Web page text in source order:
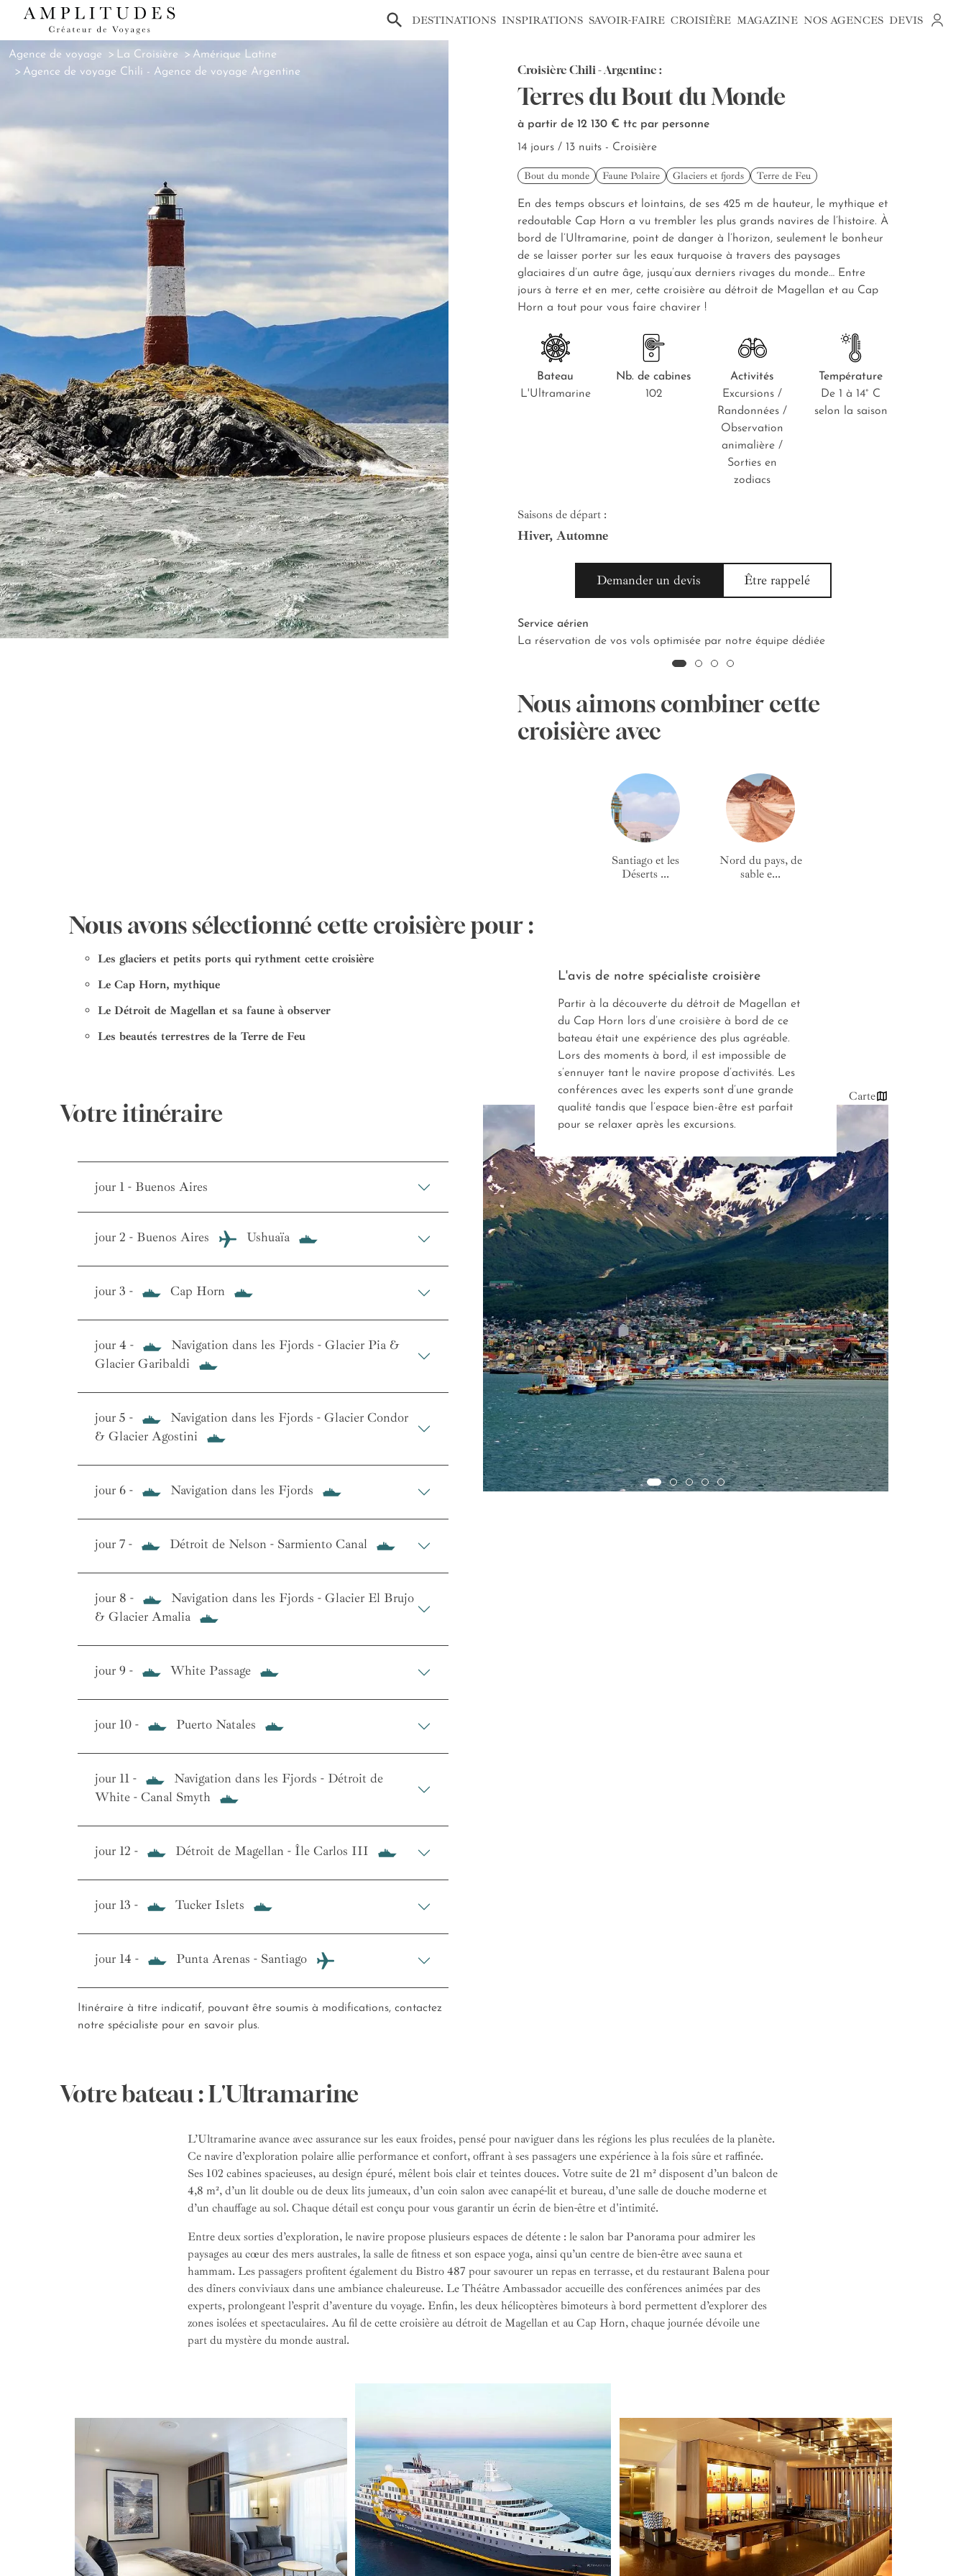
× DESTINATIONS INSPIRATIONS SAVOIR-FAIRE CROISIÈRE MAGAZINE NOS AGENCES DEVIS
Agence de voyage La Croisière
Amérique Latine
Agence de voyage Chili - Agence de voyage Argentine Croisière Chili - Argentine :
Terres du Bout du Monde
à partir de 12 130 € ttc par personne
14 jours / 13 nuits - Croisière
Bout du monde Faune Polaire Glaciers et fjords Terre de Feu
En des temps obscurs et lointains, de ses 425 m de hauteur, le mythique et
redoutable Cap Horn a vu trembler les plus grands navires de l’histoire. À
bord de l’Ultramarine, point de danger à l’horizon, seulement le bonheur
de se laisser porter sur les eaux turquoise à travers des paysages
glaciaires d’un autre âge, jusqu’aux derniers rivages du monde… Entre
jours à terre et en mer, cette croisière au détroit de Magellan et au Cap
Horn a tout pour vous faire chavirer !
Bateau
L'Ultramarine
Nb. de cabines
102
Activités
Excursions /
Randonnées /
Observation
animalière /
Sorties en
zodiacs
Température
De 1 à 14° C
selon la saison
Saisons de départ :
Hiver, Automne
Demander un devis Être rappelé
Service aérien
La réservation de vos vols optimisée par notre équipe dédiée
Nous aimons combiner cette
croisière avec
Santiago et les
Déserts ...
Nord du pays, de
sable e...
Nous avons sélectionné cette croisière pour :
Les glaciers et petits ports qui rythment cette croisière
Le Cap Horn, mythique
Le Détroit de Magellan et sa faune à observer
Les beautés terrestres de la Terre de Feu
L'avis de notre spécialiste croisière
Partir à la découverte du détroit de Magellan et
du Cap Horn lors d’une croisière à bord de ce
bateau était une expérience des plus agréable.
Lors des moments à bord, il est impossible de
s’ennuyer tant le navire propose d’activités. Les
conférences avec les experts sont d’une grande
qualité tandis que l’espace bien-être est parfait
pour se relaxer après les excursions.
Carte
Votre itinéraire
jour 1 - Buenos Aires
jour 2 - Buenos Aires Ushuaïa
jour 3 - Cap Horn
jour 4 -
Navigation dans les Fjords - Glacier Pia &
Glacier Garibaldi
jour 5 -
Navigation dans les Fjords - Glacier Condor
& Glacier Agostini
jour 6 - Navigation dans les Fjords
jour 7 - Détroit de Nelson - Sarmiento Canal
jour 8 -
Navigation dans les Fjords - Glacier El Brujo
& Glacier Amalia
jour 9 - White Passage
jour 10 - Puerto Natales
jour 11 -
Navigation dans les Fjords - Détroit de
White - Canal Smyth
jour 12 - Détroit de Magellan - Île Carlos III
jour 13 - Tucker Islets
jour 14 - Punta Arenas - Santiago
Itinéraire à titre indicatif, pouvant être soumis à modifications, contactez
notre spécialiste pour en savoir plus.
Votre bateau : L'Ultramarine
L’Ultramarine avance avec assurance sur les eaux froides, pensé pour naviguer dans les régions les plus reculées de la planète.
Ce navire d’exploration polaire allie performance et confort, offrant à ses passagers une expérience à la fois sûre et raffinée.
Ses 102 cabines spacieuses, au design épuré, mêlent bois clair et teintes douces. Votre suite de 21 m² disposent d’un balcon de
4,8 m², d’un lit double ou de deux lits jumeaux, d’un coin salon avec canapé-lit et bureau, d’une salle de douche moderne et
d’un chauffage au sol. Chaque détail est conçu pour vous garantir un écrin de bien-être et d'intimité.
Entre deux sorties d’exploration, le navire propose plusieurs espaces de détente : le salon bar Panorama pour admirer les
paysages au cœur des mers australes, la salle de fitness et son espace yoga, ainsi qu’un centre de bien-être avec sauna et
hammam. Les passagers profitent également du Bistro 487 pour savourer un repas en terrasse, et du restaurant Balena pour
des dîners conviviaux dans une ambiance chaleureuse. Le Théâtre Ambassador accueille des conférences animées par des
experts, prolongeant l’esprit d’aventure du voyage. Enfin, les deux hélicoptères bimoteurs à bord permettent d’explorer des
zones isolées et spectaculaires. Au fil de cette croisière au détroit de Magellan et au Cap Horn, chaque journée dévoile une
part du mystère du monde austral.